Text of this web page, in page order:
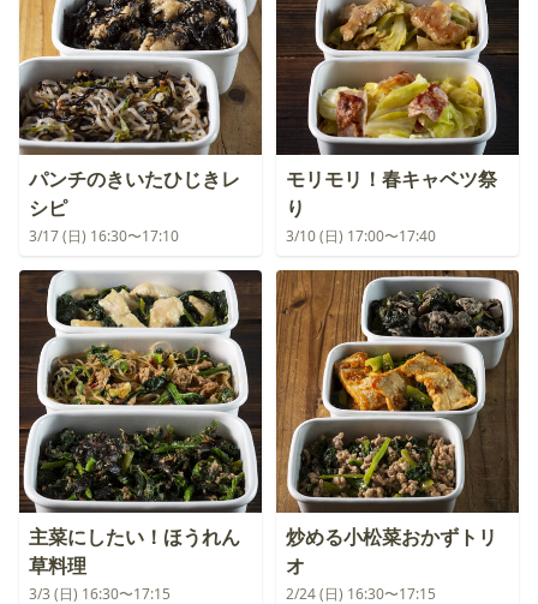
パンチのきいたひじきレ
シピ
3/17 (日) 16:30〜17:10
モリモリ！春キャベツ祭
り
3/10 (日) 17:00〜17:40
主菜にしたい！ほうれん
草料理
3/3 (日) 16:30〜17:15
炒める小松菜おかずトリ
オ
2/24 (日) 16:30〜17:15